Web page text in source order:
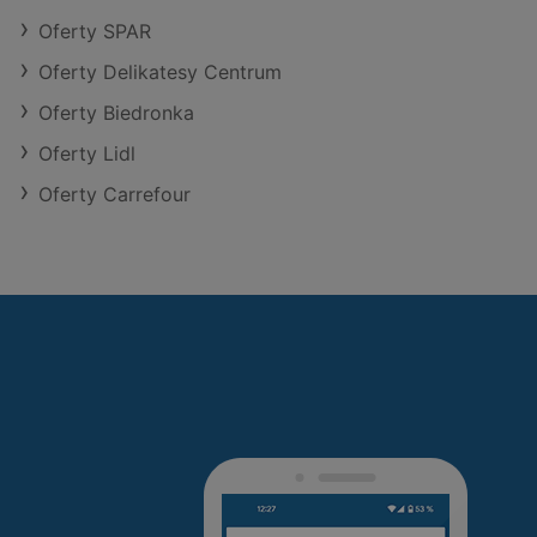
Oferty SPAR
Oferty Delikatesy Centrum
Oferty Biedronka
Oferty Lidl
Oferty Carrefour